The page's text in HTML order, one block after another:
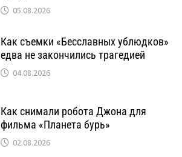
05.08.2026
Как съемки «Бесславных ублюдков»
едва не закончились трагедией
04.08.2026
Как снимали робота Джона для
фильма «Планета бурь»
02.08.2026